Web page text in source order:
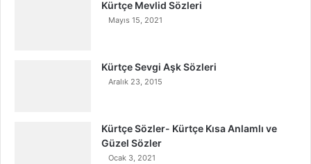
Kürtçe Mevlid Sözleri
Mayıs 15, 2021
Kürtçe Sevgi Aşk Sözleri
Aralık 23, 2015
Kürtçe Sözler- Kürtçe Kısa Anlamlı ve
Güzel Sözler
Ocak 3, 2021